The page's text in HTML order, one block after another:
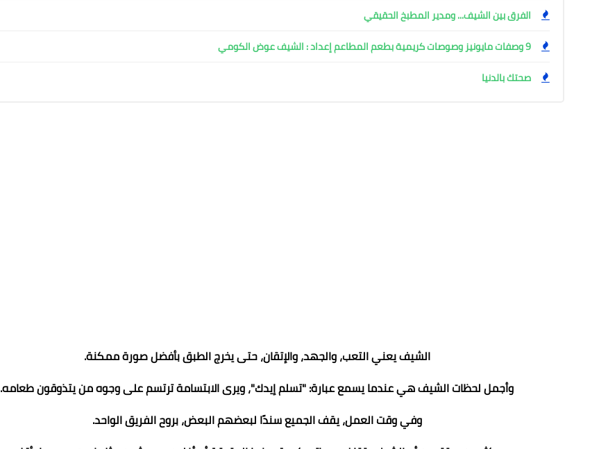
الفرق بين الشيف... ومدير المطبخ الحقيقي
9 وصفات مايونيز وصوصات كريمية بطعم المطاعم إعداد : الشيف عوض الكومي
صحتك بالدنيا
الشيف يعني التعب، والجهد، والإتقان، حتى يخرج الطبق بأفضل صورة ممكنة.
وأجمل لحظات الشيف هي عندما يسمع عبارة: "تسلم إيدك"، ويرى الابتسامة ترتسم على وجوه من يتذوقون طعامه.
وفي وقت العمل، يقف الجميع سندًا لبعضهم البعض، بروح الفريق الواحد.